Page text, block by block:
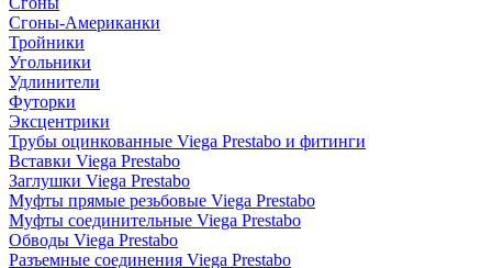
Сгоны-Американки
Тройники
Угольники
Удлинители
Футорки
Эксцентрики
Трубы оцинкованные Viega Prestabo и фитинги
Вставки Viega Prestabo
Заглушки Viega Prestabo
Муфты прямые резьбовые Viega Prestabo
Муфты соединительные Viega Prestabo
Обводы Viega Prestabo
Разъемные соединения Viega Prestabo